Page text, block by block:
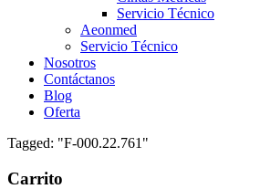
Servicio Técnico
Aeonmed
Servicio Técnico
Nosotros
Contáctanos
Blog
Oferta
Tagged: "F-000.22.761"
Carrito